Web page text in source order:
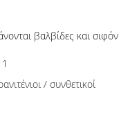
βαλβίδες και σιφόν
/ συνθετικοί